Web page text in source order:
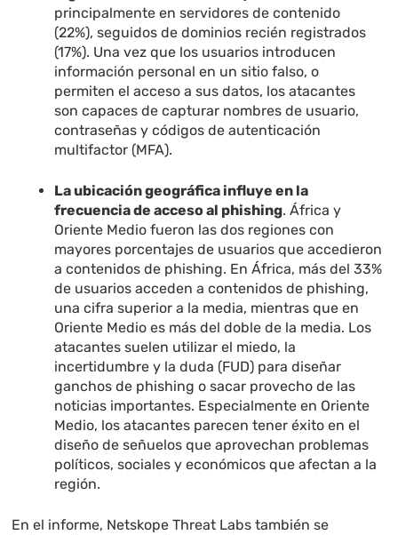
principalmente en servidores de contenido
(22%), seguidos de dominios recién registrados
(17%). Una vez que los usuarios introducen
información personal en un sitio falso, o
permiten el acceso a sus datos, los atacantes
son capaces de capturar nombres de usuario,
contraseñas y códigos de autenticación
multifactor (MFA).
La ubicación geográfica influye en la
frecuencia de acceso al phishing. África y
Oriente Medio fueron las dos regiones con
mayores porcentajes de usuarios que accedieron
a contenidos de phishing. En África, más del 33%
de usuarios acceden a contenidos de phishing,
una cifra superior a la media, mientras que en
Oriente Medio es más del doble de la media. Los
atacantes suelen utilizar el miedo, la
incertidumbre y la duda (FUD) para diseñar
ganchos de phishing o sacar provecho de las
noticias importantes. Especialmente en Oriente
Medio, los atacantes parecen tener éxito en el
diseño de señuelos que aprovechan problemas
políticos, sociales y económicos que afectan a la
región.
En el informe, Netskope Threat Labs también se